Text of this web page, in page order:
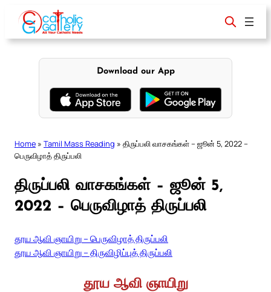
content
Download our App
Home » Tamil Mass Reading » திருப்பலி வாசகங்கள் – ஜூன் 5, 2022 –
பெருவிழாத் திருப்பலி
திருப்பலி வாசகங்கள் – ஜூன் 5,
2022 – பெருவிழாத் திருப்பலி
தூய ஆவி ஞாயிறு – பெருவிழாத் திருப்பலி
தூய ஆவி ஞாயிறு – திருவிழிப்புத் திருப்பலி
தூய ஆவி ஞாயிறு